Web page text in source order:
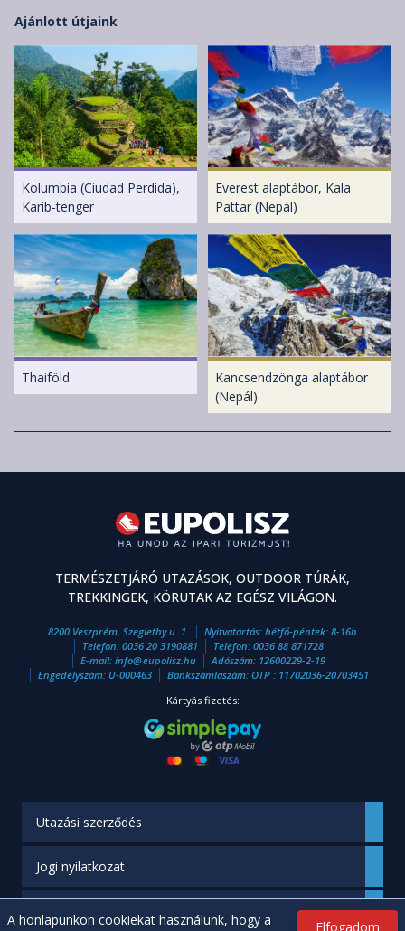
Ajánlott útjaink
Kolumbia (Ciudad Perdida),
Karib-tenger
Everest alaptábor, Kala
Pattar (Nepál)
Thaiföld
Kancsendzönga alaptábor
(Nepál)
TERMÉSZETJÁRÓ UTAZÁSOK, OUTDOOR TÚRÁK,
TREKKINGEK, KÖRUTAK AZ EGÉSZ VILÁGON.
8200 Veszprém, Szeglethy u. 1.
Nyitvatartás: hétfő-péntek: 8-16h
Telefon: 0036 20 3190881 Telefon: 0036 88 871728
E-mail: info@eupolisz.hu
Adószám: 12600229-2-19
Engedélyszám: U-000463
Bankszámlaszám: OTP : 11702036-20703451
Kártyás fizetés:
Utazási szerződés
Jogi nyilatkozat
Engedélyünk
Elfogadom
A honlapunkon cookiekat használunk, hogy a